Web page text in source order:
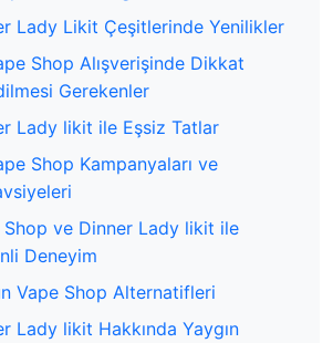
Lady Likit Çeşitlerinde Yenilikler
Shop Alışverişinde Dikkat
Gerekenler
Lady likit ile Eşsiz Tatlar
Shop Kampanyaları ve
Shop ve Dinner Lady likit ile
Deneyim
Vape Shop Alternatifleri
Lady likit Hakkında Yaygın